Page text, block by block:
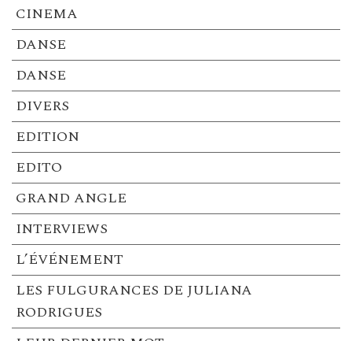
CINEMA
DANSE
DANSE
DIVERS
EDITION
EDITO
GRAND ANGLE
INTERVIEWS
L’ÉVÉNEMENT
LES FULGURANCES DE JULIANA
RODRIGUES